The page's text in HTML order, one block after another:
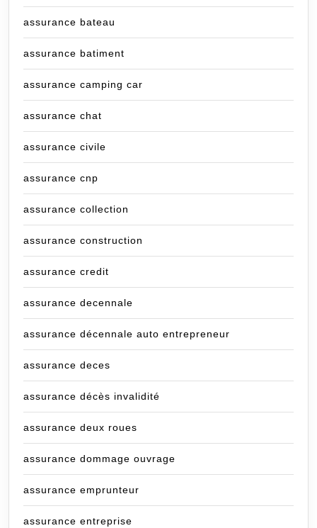
assurance bateau
assurance batiment
assurance camping car
assurance chat
assurance civile
assurance cnp
assurance collection
assurance construction
assurance credit
assurance decennale
assurance décennale auto entrepreneur
assurance deces
assurance décès invalidité
assurance deux roues
assurance dommage ouvrage
assurance emprunteur
assurance entreprise